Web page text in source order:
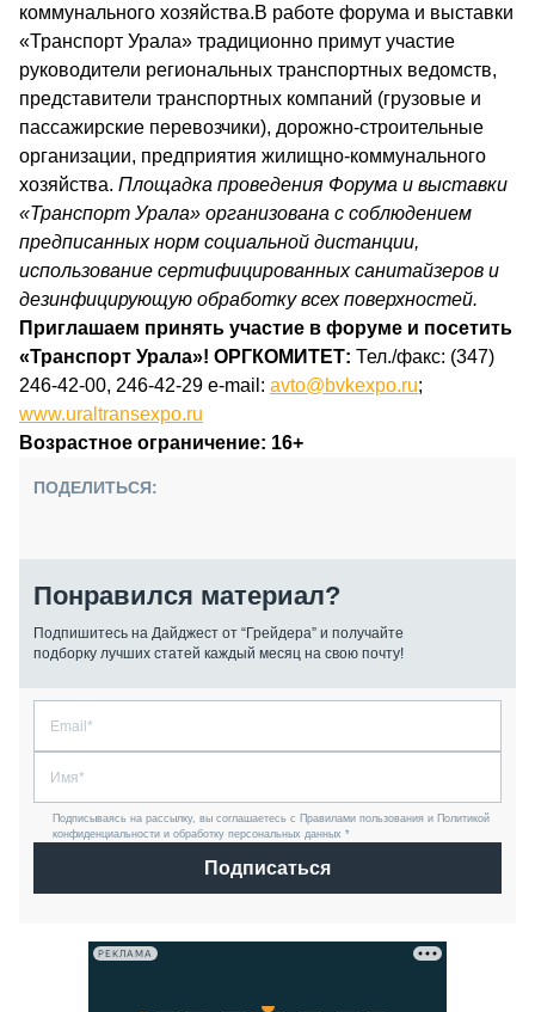
коммунального хозяйства.В работе форума и выставки
«Транспорт Урала» традиционно примут участие
руководители региональных транспортных ведомств,
представители транспортных компаний (грузовые и
пассажирские перевозчики), дорожно-строительные
организации, предприятия жилищно-коммунального
хозяйства. Площадка проведения Форума и выставки
«Транспорт Урала» организована с соблюдением
предписанных норм социальной дистанции,
использование сертифицированных санитайзеров и
дезинфицирующую обработку всех поверхностей.
Приглашаем принять участие в форуме и посетить
«Транспорт Урала»! ОРГКОМИТЕТ: Тел./факс: (347)
246-42-00, 246-42-29 e-mail: avto@bvkexpo.ru;
www.uraltransexpo.ru
Возрастное ограничение: 16+
ПОДЕЛИТЬСЯ:
Понравился материал?
Подпишитесь на Дайджест от “Грейдера” и получайте
подборку лучших статей каждый месяц на свою почту!
Подписываясь на рассылку, вы соглашаетесь с Правилами пользования и Политикой
конфиденциальности и обработку персональных данных *
Подписаться
РЕКЛАМА